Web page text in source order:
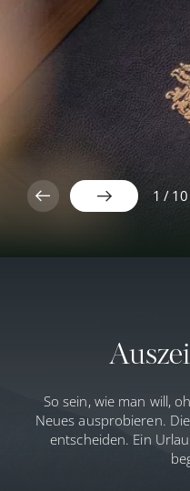
1 / 10
So sein, wie man will,
Neues ausprobieren.
entscheiden. Ein
09.08.2026
34° C
12° C